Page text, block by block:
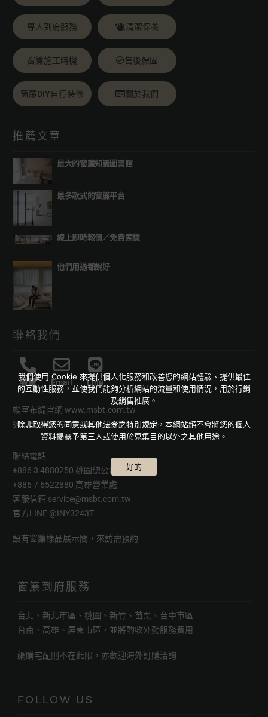
專人到府服務 清潔保養
窗簾施工時機 售後保固
窗簾DIY自行裝修 關於我們
推薦文章
最大的窗簾知識圖書館
最多款式的窗簾平台
線上即時報價／免費索樣
他們用過都說好
聯絡我們
致電 Email Line
幔室布緹官網www.msbt.com.tw
週一至週五 09:00-18:00，國定假日除外
聯絡電話
+886 3 4880250 桃園總公司
+886 7 6522880 高雄營業處
客服信箱 service@msbt.com.tw
官方LINE @INY3243T
設有窗簾樣品展示間，來訪需預約
窗簾到府服務
台北、新北市區、桃園、新竹、苗栗、台中市區
台南、高雄、屏東市區，並將酌收外勤服務費用
網購宅配則不在此限，亦歡迎海外訂購洽詢
FOLLOW US
我們使用 Cookie 來提供個人化服務和改善您的網站體驗、提供最佳
的互動性服務，並使我們能夠分析網站的流量和使用情況，用於行銷
及銷售推廣。
除非取得您的同意或其他法令之特別規定，本網站絕不會將您的個人
資料揭露予第三人或使用於蒐集目的以外之其他用途。
好的